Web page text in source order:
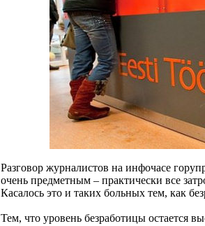
Разговор журналистов на инфочасе
очень предметным – практически все
Касалось это и таких больных тем, как
Тем, что уровень безработицы остается